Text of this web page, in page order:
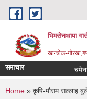
Skip to main content
भिमसेनथापा
खान्चोक-
समाचार चमेना
You are
Home » कृषि-मौसम सल्लाह